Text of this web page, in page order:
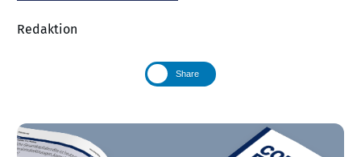
Redaktion
Share